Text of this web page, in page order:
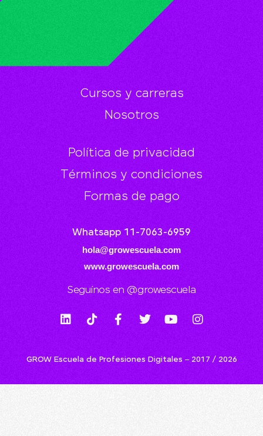
Cursos y carreras
Nosotros
Política de privacidad
Términos y condiciones
Formas de pago
Whatsapp 11-7063-6959
hola@growescuela.com
www.growescuela.com
Seguínos en @growescuela
GROW Escuela de Profesiones Digitales – 2017 / 2026